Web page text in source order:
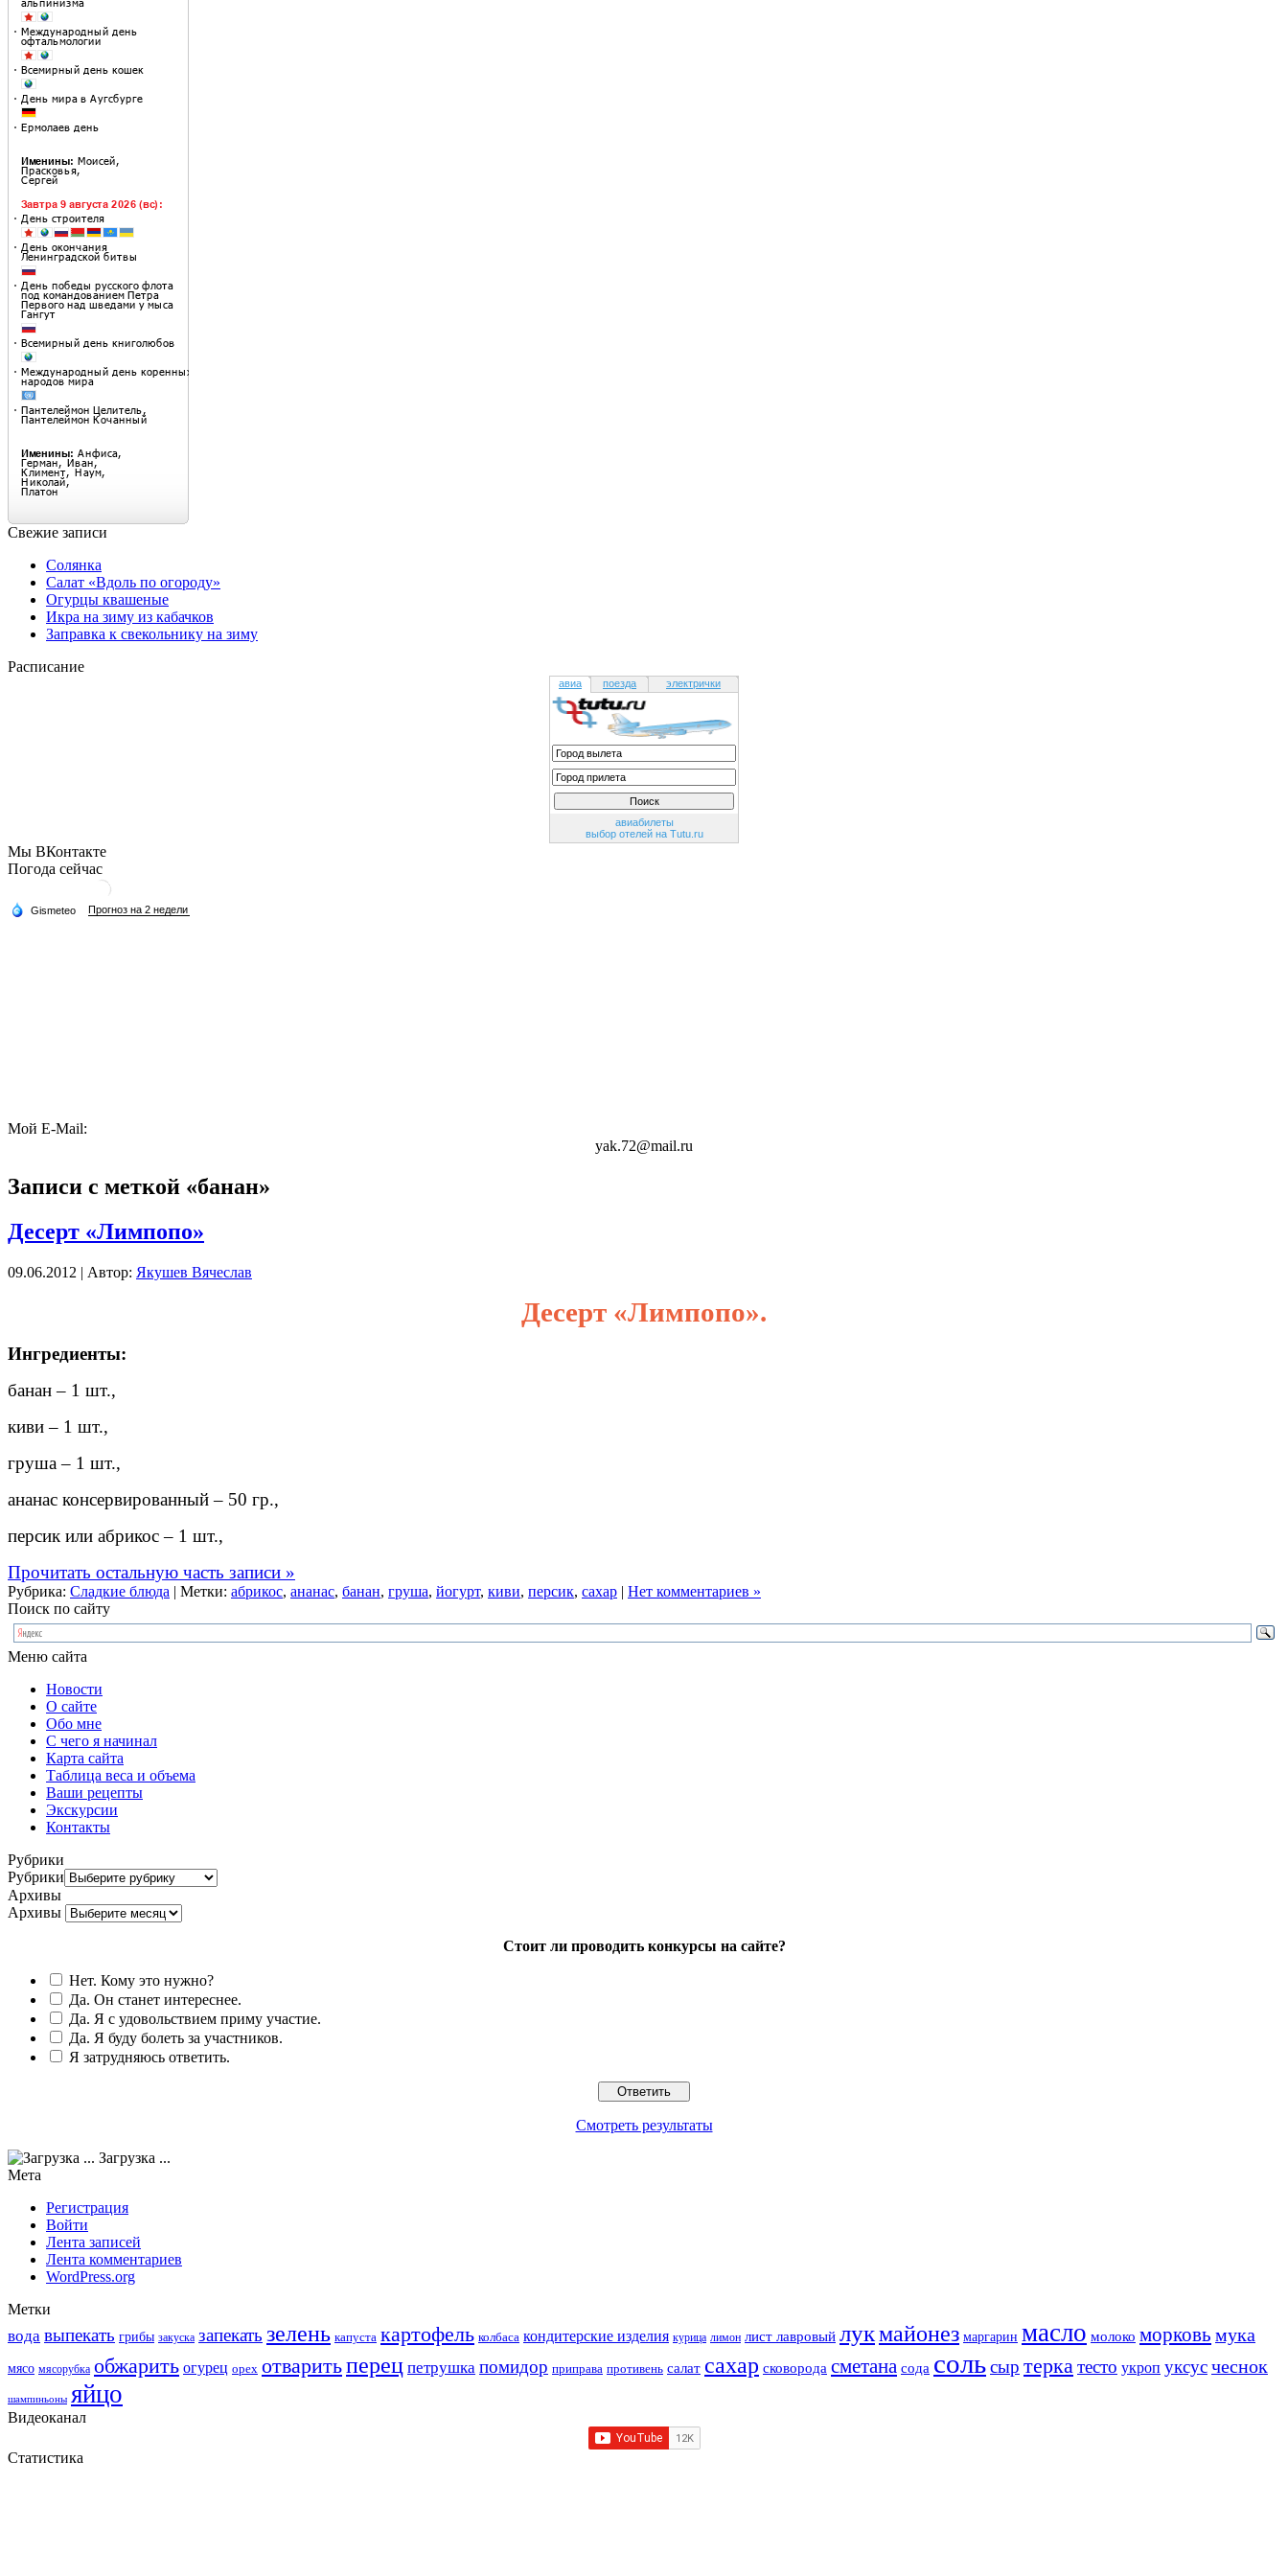
Свежие записи
Солянка
Салат «Вдоль по огороду»
Огурцы квашеные
Икра на зиму из кабачков
Заправка к свекольнику на зиму
Расписание
авиа поезда электрички
авиабилеты
выбор отелей на Tutu.ru
Мы ВКонтакте
Погода сейчас
Мой E-Mail:
yak.72@mail.ru
Записи с меткой «банан»
Десерт «Лимпопо»
09.06.2012 | Автор: Якушев Вячеслав
Десерт «Лимпопо».
Ингредиенты:
банан – 1 шт.,
киви – 1 шт.,
груша – 1 шт.,
ананас консервированный – 50 гр.,
персик или абрикос – 1 шт.,
Прочитать остальную часть записи »
Рубрика: Сладкие блюда | Метки: абрикос, ананас, банан, груша, йогурт, киви, персик, сахар | Нет комментариев »
Поиск по сайту
Меню сайта
Новости
О сайте
Обо мне
С чего я начинал
Карта сайта
Таблица веса и объема
Ваши рецепты
Экскурсии
Контакты
Рубрики
Рубрики
Архивы
Архивы
Стоит ли проводить конкурсы на сайте?
Нет. Кому это нужно?
Да. Он станет интереснее.
Да. Я с удовольствием приму участие.
Да. Я буду болеть за участников.
Я затрудняюсь ответить.
Смотреть результаты
Загрузка ...
Мета
Регистрация
Войти
Лента записей
Лента комментариев
WordPress.org
Метки
вода выпекать грибы закуска запекать зелень капуста картофель колбаса кондитерские изделия курица лимон лист лавровый лукмайонез маргарин масло молоко морковь мука
мясо мясорубка обжарить огурец орех отваритьперец петрушка помидор приправа противень салат сахар сковорода сметана сода сольсыр терка тесто укроп уксусчеснок
шампиньоны яйцо
Видеоканал
Статистика